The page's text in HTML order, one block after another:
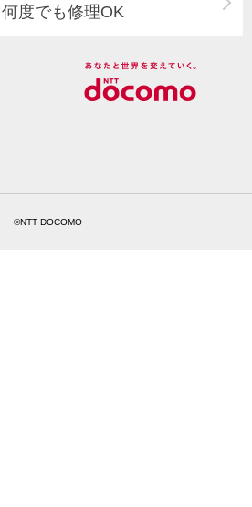
何度でも修理OK
©NTT DOCOMO